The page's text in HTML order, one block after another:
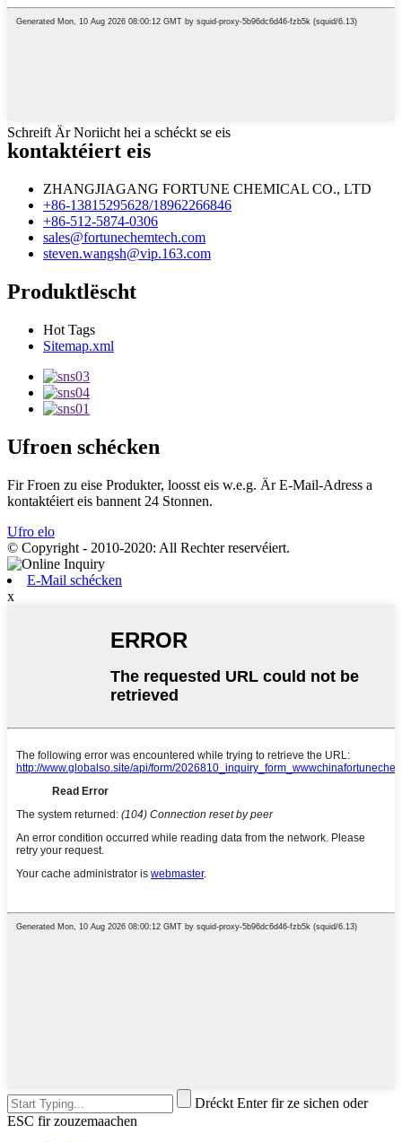
Schreift Är Noriicht hei a schéckt se eis
kontaktéiert eis
ZHANGJIAGANG FORTUNE CHEMICAL CO., LTD
+86-13815295628/18962266846
+86-512-5874-0306
sales@fortunechemtech.com
steven.wangsh@vip.163.com
Produktlëscht
Hot Tags
Sitemap.xml
Ufroen schécken
Fir Froen zu eise Produkter, loosst eis w.e.g. Är E-Mail-Adress a
kontaktéiert eis bannent 24 Stonnen.
Ufro elo
© Copyright - 2010-2020: All Rechter reservéiert.
E-Mail schécken
x
Dréckt Enter fir ze sichen oder
ESC fir zouzemaachen